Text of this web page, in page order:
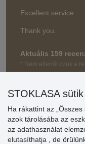
Excellent service
Thank you.
Aktuális 159
* Nem ellenőrizzük a
STOKLASA
Ha rákattint az
azok tárolásába az
az adathasználat
elutasíthatja
, de